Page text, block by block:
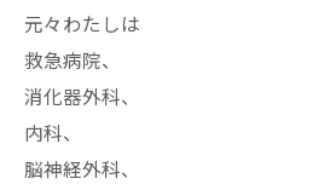
元々わたしは
救急病院、
消化器外科、
内科、
脳神経外科、